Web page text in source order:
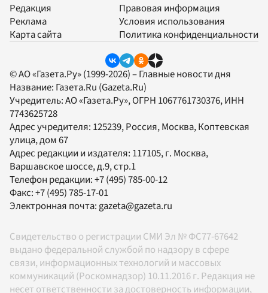
Редакция
Реклама
Карта сайта
Правовая информация
Условия использования
Политика конфиденциальности
© АО «Газета.Ру» (1999-2026) – Главные новости дня
Название: Газета.Ru (Gazeta.Ru)
Учредитель:АО «Газета.Ру», ОГРН 1067761730376, ИНН
7743625728
Адрес учредителя: 125239, Россия, Москва, Коптевская
улица, дом 67
Адрес редакции и издателя: 117105, г. Москва,
Варшавское шоссе, д.9, стр.1
Телефон редакции:+7 (495) 785-00-12
Факс:+7 (495) 785-17-01
Электронная почта: gazeta@gazeta.ru
Свидетельство о регистрации СМИ Эл № ФС77-67642
выдано федеральной службой по надзору в сфере
связи, информационных технологий и массовых
коммуникаций (Роскомнадзор) 10.11.2016 г. Редакция не
несет ответственности за достоверность информации,